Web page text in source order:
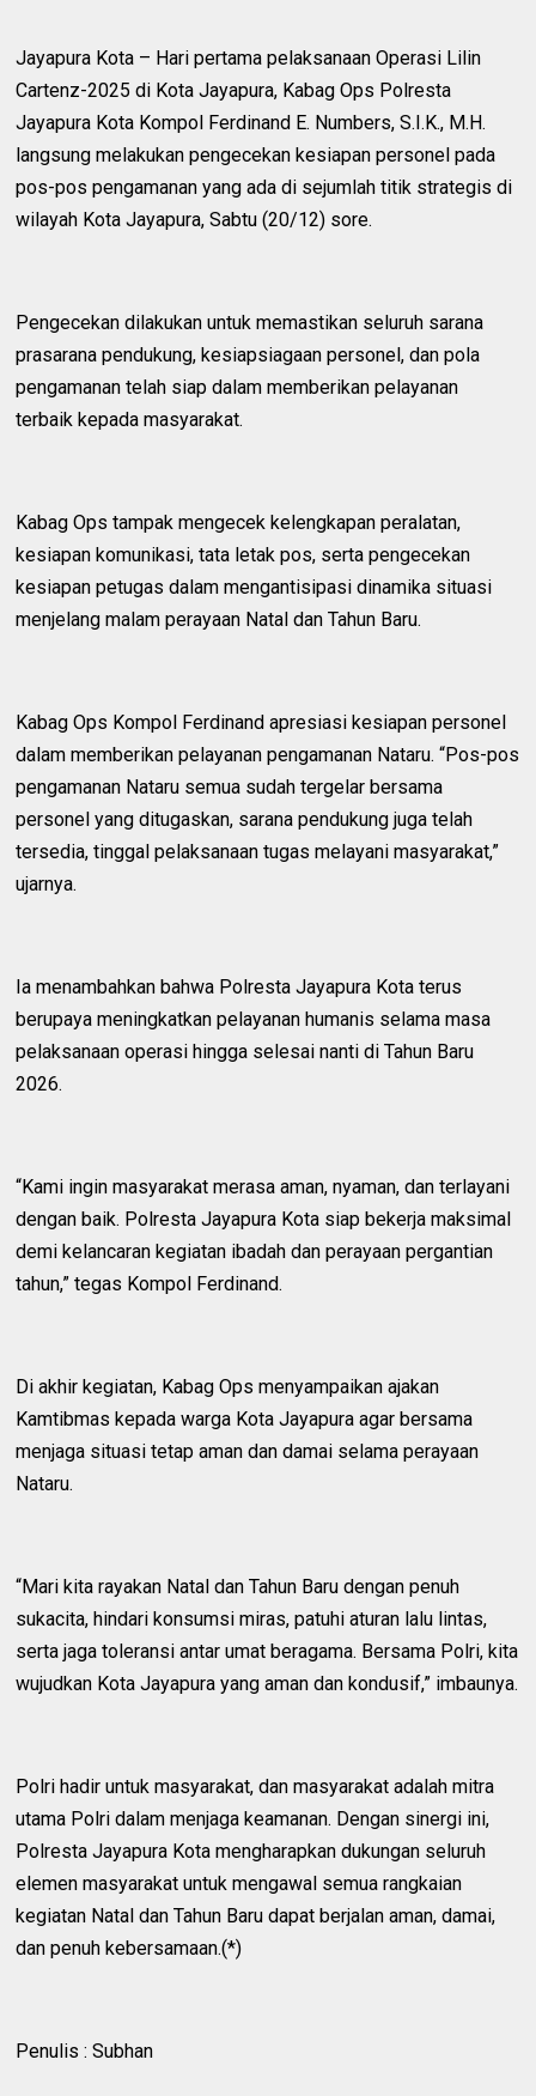
Jayapura Kota – Hari pertama pelaksanaan Operasi Lilin
Cartenz-2025 di Kota Jayapura, Kabag Ops Polresta
Jayapura Kota Kompol Ferdinand E. Numbers, S.I.K., M.H.
langsung melakukan pengecekan kesiapan personel pada
pos-pos pengamanan yang ada di sejumlah titik strategis di
wilayah Kota Jayapura, Sabtu (20/12) sore.
‎Pengecekan dilakukan untuk memastikan seluruh sarana
prasarana pendukung, kesiapsiagaan personel, dan pola
pengamanan telah siap dalam memberikan pelayanan
terbaik kepada masyarakat.
‎Kabag Ops tampak mengecek kelengkapan peralatan,
kesiapan komunikasi, tata letak pos, serta pengecekan
kesiapan petugas dalam mengantisipasi dinamika situasi
menjelang malam perayaan Natal dan Tahun Baru.
‎Kabag Ops Kompol Ferdinand apresiasi kesiapan personel
dalam memberikan pelayanan pengamanan Nataru. “Pos-pos
pengamanan Nataru semua sudah tergelar bersama
personel yang ditugaskan, sarana pendukung juga telah
tersedia, tinggal pelaksanaan tugas melayani masyarakat,”
ujarnya.
‎Ia menambahkan bahwa Polresta Jayapura Kota terus
berupaya meningkatkan pelayanan humanis selama masa
pelaksanaan operasi hingga selesai nanti di Tahun Baru
2026.
‎“Kami ingin masyarakat merasa aman, nyaman, dan terlayani
dengan baik. Polresta Jayapura Kota siap bekerja maksimal
demi kelancaran kegiatan ibadah dan perayaan pergantian
tahun,” tegas Kompol Ferdinand.
‎Di akhir kegiatan, Kabag Ops menyampaikan ajakan
Kamtibmas kepada warga Kota Jayapura agar bersama
menjaga situasi tetap aman dan damai selama perayaan
Nataru.
‎“Mari kita rayakan Natal dan Tahun Baru dengan penuh
sukacita, hindari konsumsi miras, patuhi aturan lalu lintas,
serta jaga toleransi antar umat beragama. Bersama Polri, kita
wujudkan Kota Jayapura yang aman dan kondusif,” imbaunya.
‎Polri hadir untuk masyarakat, dan masyarakat adalah mitra
utama Polri dalam menjaga keamanan. Dengan sinergi ini,
Polresta Jayapura Kota mengharapkan dukungan seluruh
elemen masyarakat untuk mengawal semua rangkaian
kegiatan Natal dan Tahun Baru dapat berjalan aman, damai,
dan penuh kebersamaan.(*)
‎Penulis : Subhan